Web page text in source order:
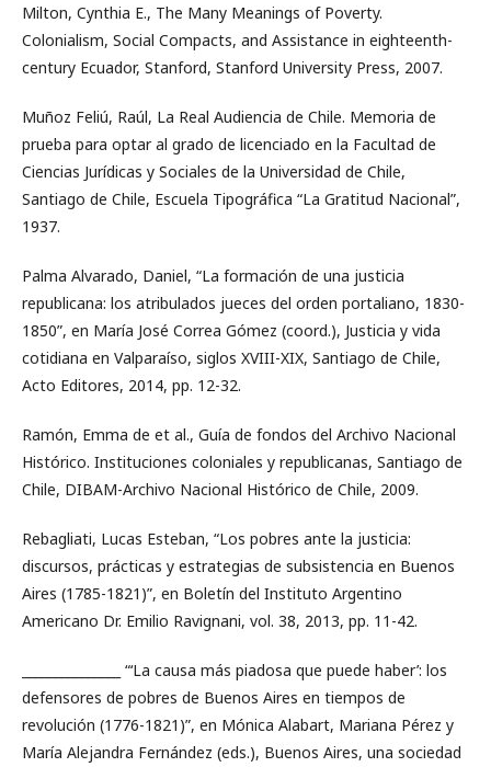
Milton, Cynthia E., The Many Meanings of Poverty.
Colonialism, Social Compacts, and Assistance in eighteenth-
century Ecuador, Stanford, Stanford University Press, 2007.
Muñoz Feliú, Raúl, La Real Audiencia de Chile. Memoria de
prueba para optar al grado de licenciado en la Facultad de
Ciencias Jurídicas y Sociales de la Universidad de Chile,
Santiago de Chile, Escuela Tipográfica “La Gratitud Nacional”,
1937.
Palma Alvarado, Daniel, “La formación de una justicia
republicana: los atribulados jueces del orden portaliano, 1830-
1850”, en María José Correa Gómez (coord.), Justicia y vida
cotidiana en Valparaíso, siglos XVIII-XIX, Santiago de Chile,
Acto Editores, 2014, pp. 12-32.
Ramón, Emma de et al., Guía de fondos del Archivo Nacional
Histórico. Instituciones coloniales y republicanas, Santiago de
Chile, DIBAM-Archivo Nacional Histórico de Chile, 2009.
Rebagliati, Lucas Esteban, “Los pobres ante la justicia:
discursos, prácticas y estrategias de subsistencia en Buenos
Aires (1785-1821)”, en Boletín del Instituto Argentino
Americano Dr. Emilio Ravignani, vol. 38, 2013, pp. 11-42.
_______________ “‘La causa más piadosa que puede haber’: los
defensores de pobres de Buenos Aires en tiempos de
revolución (1776-1821)”, en Mónica Alabart, Mariana Pérez y
María Alejandra Fernández (eds.), Buenos Aires, una sociedad